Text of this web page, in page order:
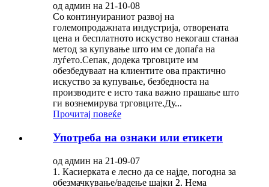
од админ на 21-10-08
Со континуираниот развој на
големопродажната индустрија, отворената
цена и бесплатното искуство некогаш станаа
метод за купување што им се допаѓа на
луѓето.Сепак, додека трговците им
обезбедуваат на клиентите ова практично
искуство за купување, безбедноста на
производите е исто така важно прашање што
ги вознемирува трговците.Ду...
Прочитај повеќе
Употреба на ознаки или етикети
од админ на 21-09-07
1. Касиерката е лесно да се најде, погодна за
обезмачкување/вадење шајки 2. Нема